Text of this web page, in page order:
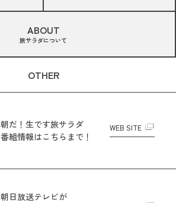
ABOUT
旅サラダについて
OTHER
朝だ！生です旅サラダ
番組情報はこちらまで！
WEB SITE
朝日放送テレビが